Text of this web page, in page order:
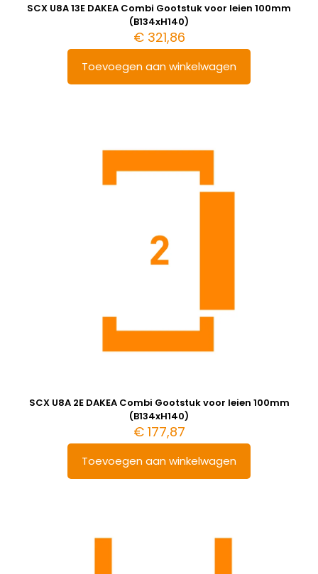
SCX U8A 13E DAKEA Combi Gootstuk voor leien 100mm
(B134xH140)
€321,86
Toevoegen aan winkelwagen
SCX U8A 2E DAKEA Combi Gootstuk voor leien 100mm
(B134xH140)
€177,87
Toevoegen aan winkelwagen